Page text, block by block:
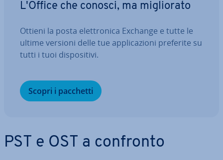
L'Office che conosci, ma mi­glio­ra­to
Ottieni la posta elet­tro­ni­ca Exchange e tutte le
ultime versioni delle tue ap­pli­ca­zio­ni preferite su
tutti i tuoi di­spo­si­ti­vi.
Scopri i pacchetti
PST e OST a confronto